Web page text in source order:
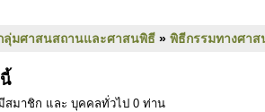
ลุ่มศาสนสถานและศาสนพิธี » พิธีกรรมทางศา
สมาชิก และ บุคคลทั่วไป 0 ท่าน